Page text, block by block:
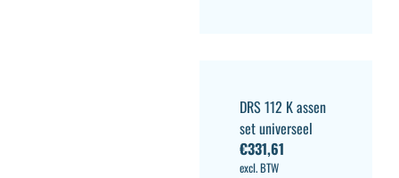
DRS 112 K assen
set universeel
€331,61
excl. BTW